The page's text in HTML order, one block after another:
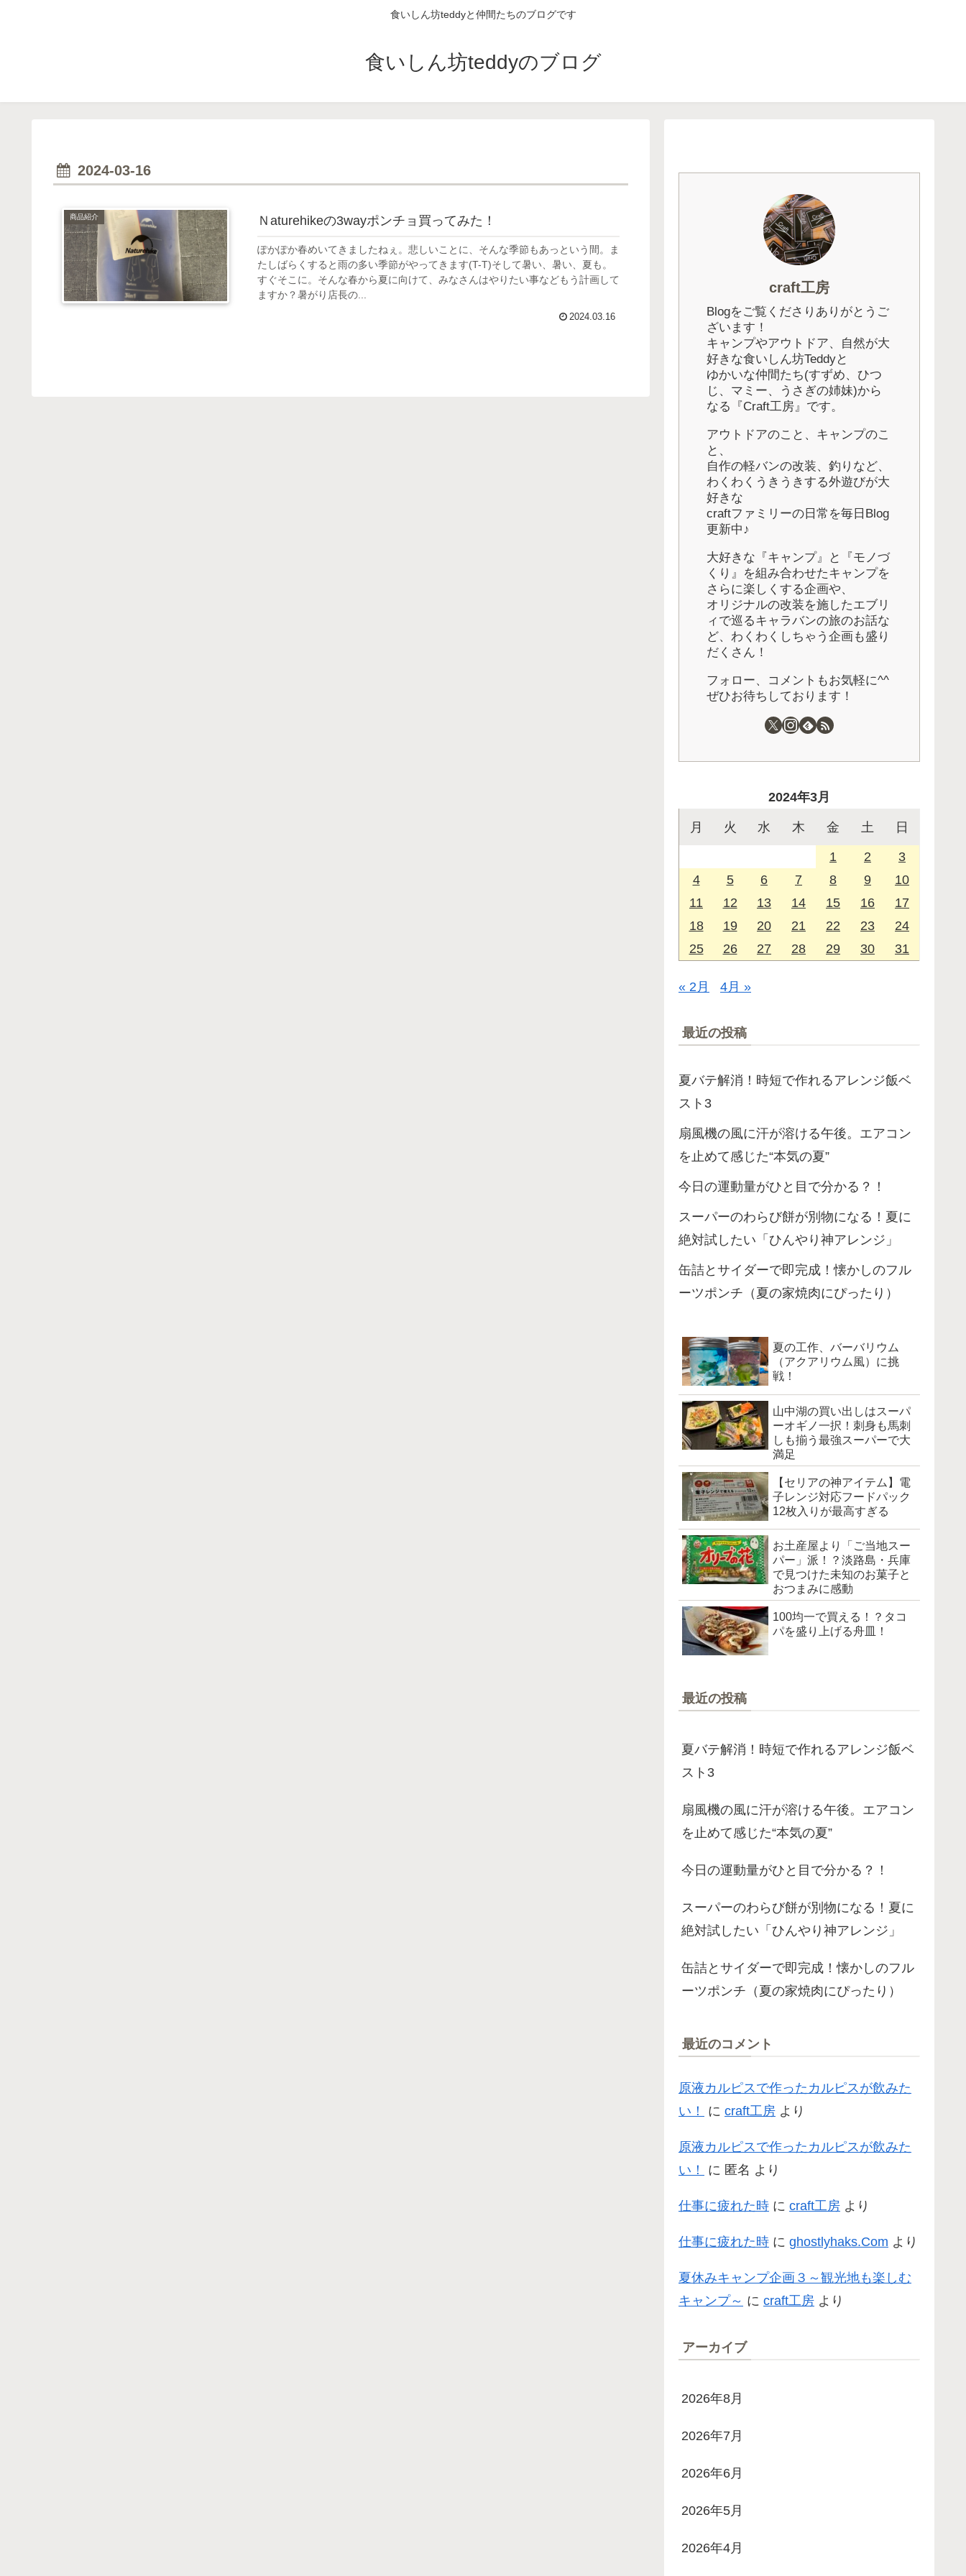
食いしん坊teddyと仲間たちのブログです
食いしん坊teddyのブログ
2024-03-16
商品紹介 Ｎaturehikeの3wayポンチョ買ってみた！
ぽかぽか春めいてきましたねぇ。悲しいことに、そんな季節もあっという間。ま
たしばらくすると雨の多い季節がやってきます(T-T)そして暑い、暑い、夏も。
すぐそこに。そんな春から夏に向けて、みなさんはやりたい事などもう計画して
ますか？暑がり店長の...
2024.03.16
craft工房
Blogをご覧くださりありがとうご
ざいます！
キャンプやアウトドア、自然が大
好きな食いしん坊Teddyと
ゆかいな仲間たち(すずめ、ひつ
じ、マミー、うさぎの姉妹)から
なる『Craft工房』です。
アウトドアのこと、キャンプのこ
と、
自作の軽バンの改装、釣りなど、
わくわくうきうきする外遊びが大
好きな
craftファミリーの日常を毎日Blog
更新中♪
大好きな『キャンプ』と『モノづ
くり』を組み合わせたキャンプを
さらに楽しくする企画や、
オリジナルの改装を施したエブリ
ィで巡るキャラバンの旅のお話な
ど、わくわくしちゃう企画も盛り
だくさん！
フォロー、コメントもお気軽に^^
ぜひお待ちしております！
2024年3月
月 火 水 木 金 土 日
1 2
3
4
5 6 7 8 9
10
11
12 13 14 15 16
17
18
19 20 21 22 23
24
25
26 27 28 29 30 31
« 2月 4月 »
最近の投稿
夏バテ解消！時短で作れるアレンジ飯ベ
スト3
扇風機の風に汗が溶ける午後。エアコン
を止めて感じた“本気の夏”
今日の運動量がひと目で分かる？！
スーパーのわらび餅が別物になる！夏に
絶対試したい「ひんやり神アレンジ」
缶詰とサイダーで即完成！懐かしのフル
ーツポンチ（夏の家焼肉にぴったり）
夏の工作、バーバリウム
（アクアリウム風）に挑
戦！
山中湖の買い出しはスーパ
ーオギノ一択！刺身も馬刺
しも揃う最強スーパーで大
満足
【セリアの神アイテム】電
子レンジ対応フードパック
12枚入りが最高すぎる
お土産屋より「ご当地スー
パー」派！？淡路島・兵庫
で見つけた未知のお菓子と
おつまみに感動
100均一で買える！？タコ
パを盛り上げる舟皿！
最近の投稿
夏バテ解消！時短で作れるアレンジ飯ベ
スト3
扇風機の風に汗が溶ける午後。エアコン
を止めて感じた“本気の夏”
今日の運動量がひと目で分かる？！
スーパーのわらび餅が別物になる！夏に
絶対試したい「ひんやり神アレンジ」
缶詰とサイダーで即完成！懐かしのフル
ーツポンチ（夏の家焼肉にぴったり）
最近のコメント
原液カルピスで作ったカルピスが飲みた
い！
に craft工房 より
原液カルピスで作ったカルピスが飲みた
い！
に 匿名 より
仕事に疲れた時 に craft工房 より
仕事に疲れた時 に ghostlyhaks.Com より
夏休みキャンプ企画３～観光地も楽しむ
キャンプ～ に craft工房 より
アーカイブ
2026年8月
2026年7月
2026年6月
2026年5月
2026年4月